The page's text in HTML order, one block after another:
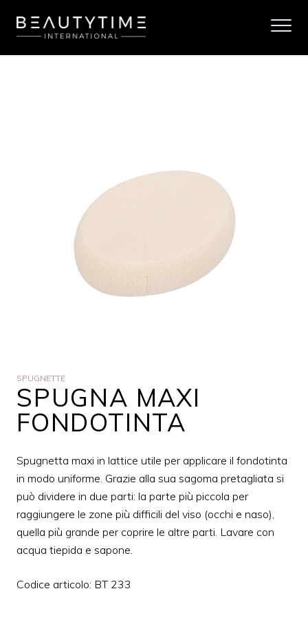
SPUGNETTE
SPUGNA MAXI
FONDOTINTA
Spugnetta maxi in lattice utile per applicare il fondotinta
in modo uniforme. Grazie alla sua sagoma pretagliata si
può dividere in due parti: la parte più piccola per
raggiungere le zone più difficili del viso (occhi e naso),
quella più grande per coprire le altre parti. Lavare con
acqua tiepida e sapone.
Codice articolo: BT 233